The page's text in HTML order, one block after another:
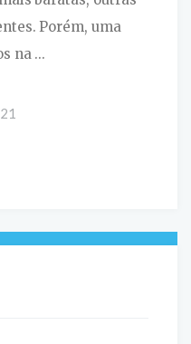
Porém, uma
na ...